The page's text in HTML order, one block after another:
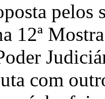
pelos
12ª
com